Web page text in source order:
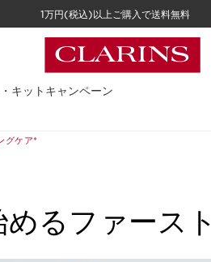
1万円(税込)以上ご購入で送料無料
キット キャンペーン
グケア*
るファースト